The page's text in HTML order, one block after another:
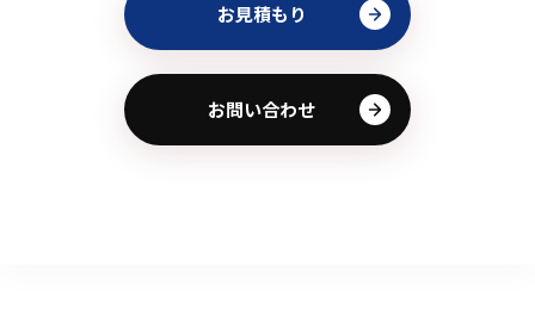
お見積もり
お問い合わせ